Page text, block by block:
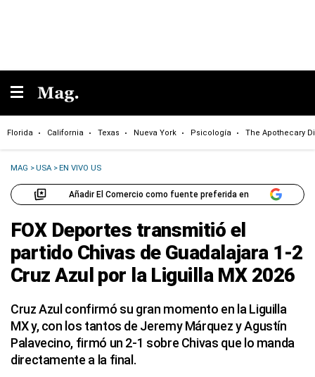
Florida California Texas Nueva York Psicología The Apothecary
MAG >USA >EN VIVO US
Añadir El Comercio como fuente preferida en
FOX Deportes transmitió el
partido Chivas de Guadalajara 1-2
Cruz Azul por la Liguilla MX 2026
Cruz Azul confirmó su gran momento en la Liguilla
MX y, con los tantos de Jeremy Márquez y Agustín
Palavecino, firmó un 2-1 sobre Chivas que lo manda
directamente a la final.